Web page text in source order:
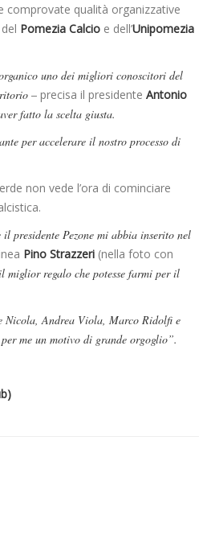
comprovate qualità organizzative
Pomezia Calcio e dell’Unipomezia
uno dei migliori conoscitori del
– precisa il presidente Antonio
fatto la scelta giusta.
per accelerare il nostro processo di
non vede l’ora di cominciare
presidente Pezone mi abbia inserito nel
Pino Strazzeri (nella foto con
miglior regalo che potesse farmi per il
Nicola, Andrea Viola, Marco Ridolfi e
me un motivo di grande orgoglio”.